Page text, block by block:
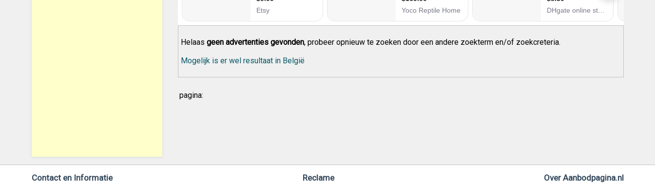
Helaas geen advertenties gevonden, probeer opnieuw te zoeken door een andere zoekterm en/of zoekcreteria.
Mogelijk is er wel resultaat in België
pagina:
Contact en Informatie Reclame Over Aanbodpagina.nl